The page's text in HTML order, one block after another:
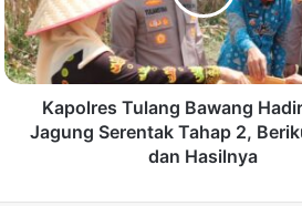
Kapolres Tulang Bawang
Jagung Serentak Tahap 2,
dan Hasilnya